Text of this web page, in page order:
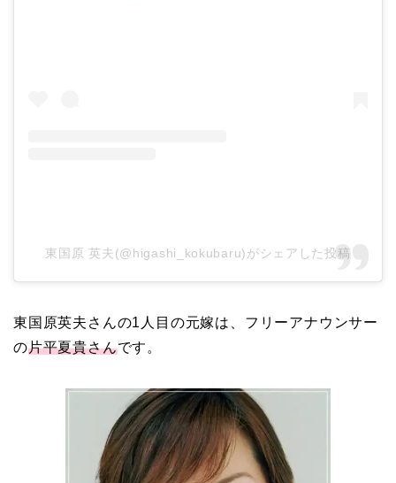
馴れ初めは友人の紹介！
【画像】相葉雅紀の嫁は
関西出身の癒し系美人！
元タレントで交際期間約
東国原 英夫(@higashi_kokubaru)がシェアした投稿
東国原英夫さんの1人目の元嫁は、フリーアナウンサー
の片平夏貴さんです。